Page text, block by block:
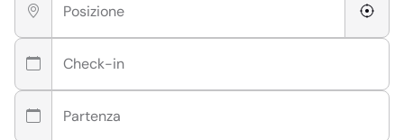
Posizione
Check-in
Partenza